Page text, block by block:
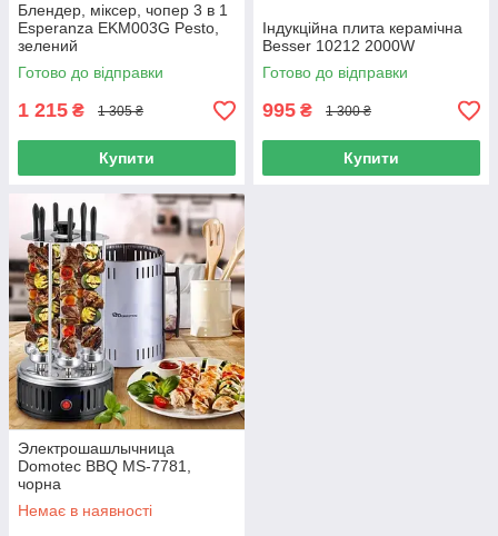
Блендер, міксер, чопер 3 в 1
Esperanza EKM003G Pesto,
зелений
Готово до відправки
1 215 ₴ 1 305 ₴
Купити
Індукційна плита керамічна
Besser 10212 2000W
Готово до відправки
995 ₴ 1 300 ₴
Купити
Электрошашлычница
Domotec BBQ MS-7781,
чорна
Немає в наявності